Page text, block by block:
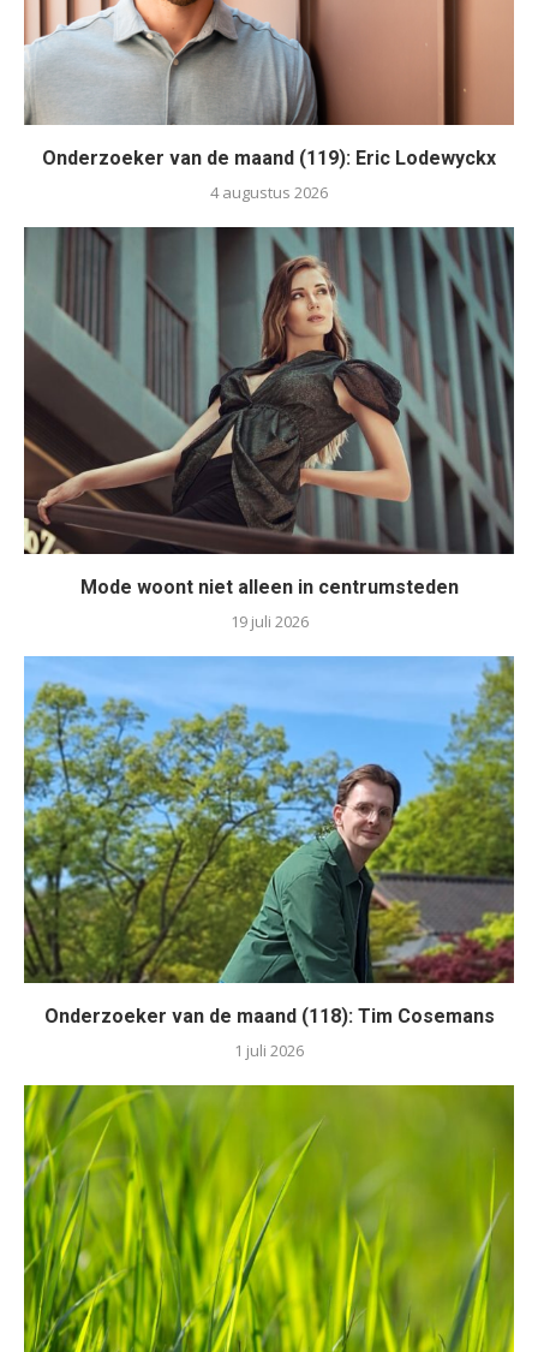
Onderzoeker van de maand (119): Eric Lodewyckx
4 augustus 2026
Mode woont niet alleen in centrumsteden
19 juli 2026
Onderzoeker van de maand (118): Tim Cosemans
1 juli 2026